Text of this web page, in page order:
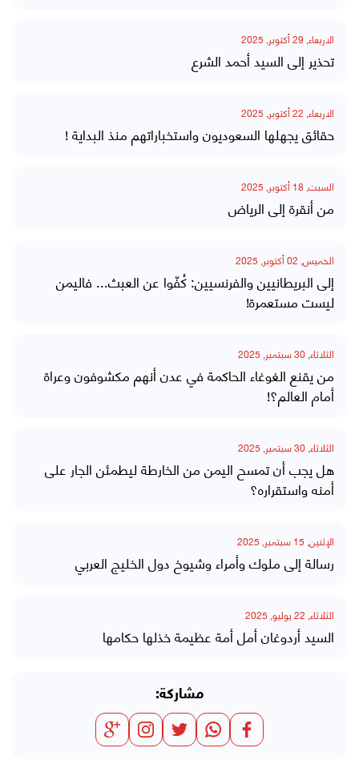
الاربعاء, 29 أكتوبر, 2025
تحذير إلى السيد أحمد الشرع
الاربعاء, 22 أكتوبر, 2025
حقائق يجهلها السعوديون واستخباراتهم منذ البداية !
السبت, 18 أكتوبر, 2025
من أنقرة إلى الرياض
الخميس, 02 أكتوبر, 2025
إلى البريطانيين والفرنسيين: كُفّوا عن العبث... فاليمن
ليست مستعمرة!
الثلاثاء, 30 سبتمبر, 2025
من يقنع الغوغاء الحاكمة في عدن أنهم مكشوفون وعراة
أمام العالم؟!
الثلاثاء, 30 سبتمبر, 2025
هل يجب أن تمسح اليمن من الخارطة ليطمئن الجار على
أمنه واستقراره؟
الإثنين, 15 سبتمبر, 2025
رسالة إلى ملوك وأمراء وشيوخ دول الخليج العربي
الثلاثاء, 22 يوليو, 2025
السيد أردوغان أمل أمة عظيمة خذلها حكامها
مشاركة: